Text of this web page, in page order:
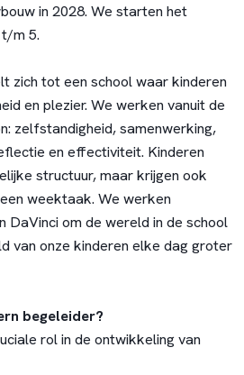
in 2028. We starten het
m 5.
zich tot een school waar kinderen
en plezier. We werken vanuit de
zelfstandigheid, samenwerking,
en effectiviteit. Kinderen
structuur, maar krijgen ook
weektaak. We werken
DaVinci om de wereld in de school
van onze kinderen elke dag groter
begeleider?
rol in de ontwikkeling van